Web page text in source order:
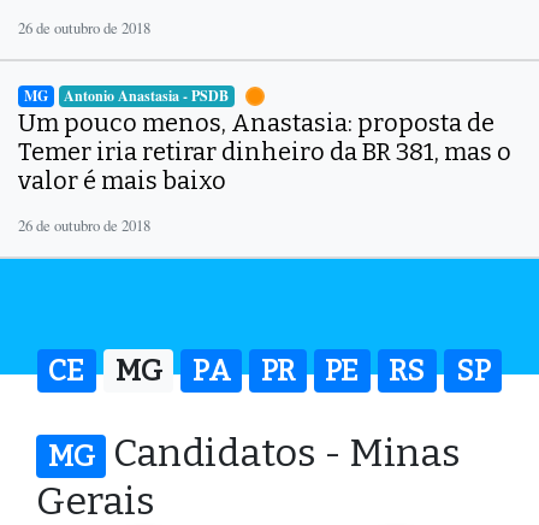
26 de outubro de 2018
MG Antonio Anastasia - PSDB
Um pouco menos, Anastasia: proposta de
Temer iria retirar dinheiro da BR 381, mas o
valor é mais baixo
26 de outubro de 2018
CE MG PA PR PE RS SP
MG
Candidatos - Minas
Gerais